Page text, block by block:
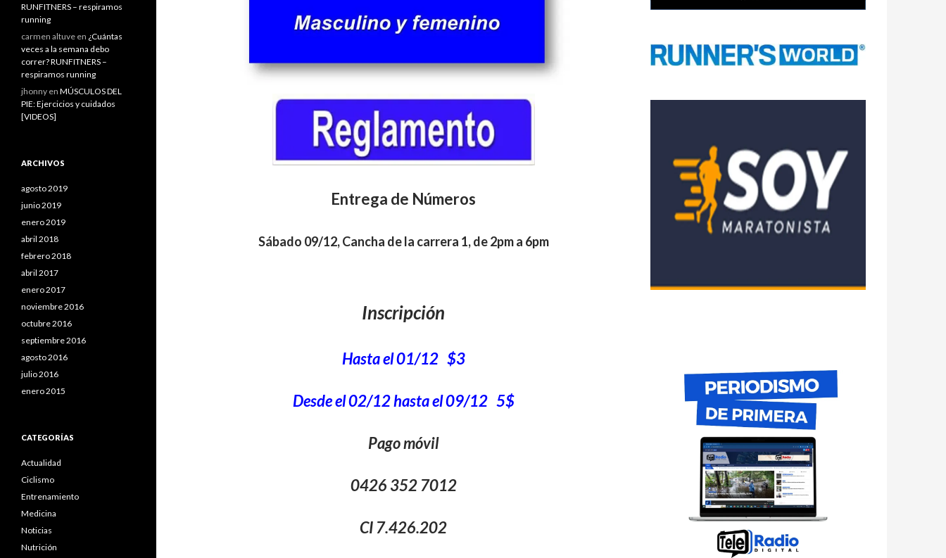
Entrega de Números
Sábado 09/12, Cancha de la carrera 1, de 2pm a 6pm
Inscripción
Hasta el 01/12 $3
Desde el 02/12 hasta el 09/12 5$
Pago móvil
0426 352 7012
CI 7.426.202
RUNFITNERS – respiramos
running
carmen altuve en ¿Cuántas
veces a la semana debo
correr? RUNFITNERS –
respiramos running
jhonny en MÚSCULOS DEL
PIE: Ejercicios y cuidados
[VIDEOS]
ARCHIVOS
agosto 2019
junio 2019
enero 2019
abril 2018
febrero 2018
abril 2017
enero 2017
noviembre 2016
octubre 2016
septiembre 2016
agosto 2016
julio 2016
enero 2015
CATEGORÍAS
Actualidad
Ciclismo
Entrenamiento
Medicina
Noticias
Nutrición